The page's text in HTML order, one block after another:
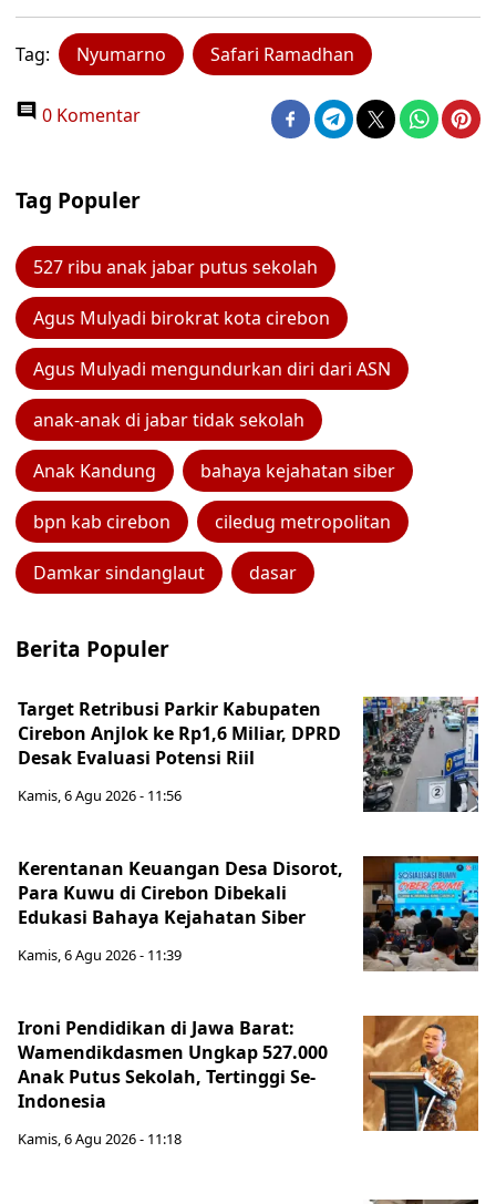
Tag: Nyumarno Safari Ramadhan
0 Komentar
Tag Populer
527 ribu anak jabar putus sekolah
Agus Mulyadi birokrat kota cirebon
Agus Mulyadi mengundurkan diri dari ASN
anak-anak di jabar tidak sekolah
Anak Kandung bahaya kejahatan siber
bpn kab cirebon ciledug metropolitan
Damkar sindanglaut dasar
Berita Populer
Target Retribusi Parkir Kabupaten
Cirebon Anjlok ke Rp1,6 Miliar, DPRD
Desak Evaluasi Potensi Riil
Kamis, 6 Agu 2026 - 11:56
Kerentanan Keuangan Desa Disorot,
Para Kuwu di Cirebon Dibekali
Edukasi Bahaya Kejahatan Siber
Kamis, 6 Agu 2026 - 11:39
Ironi Pendidikan di Jawa Barat:
Wamendikdasmen Ungkap 527.000
Anak Putus Sekolah, Tertinggi Se-
Indonesia
Kamis, 6 Agu 2026 - 11:18